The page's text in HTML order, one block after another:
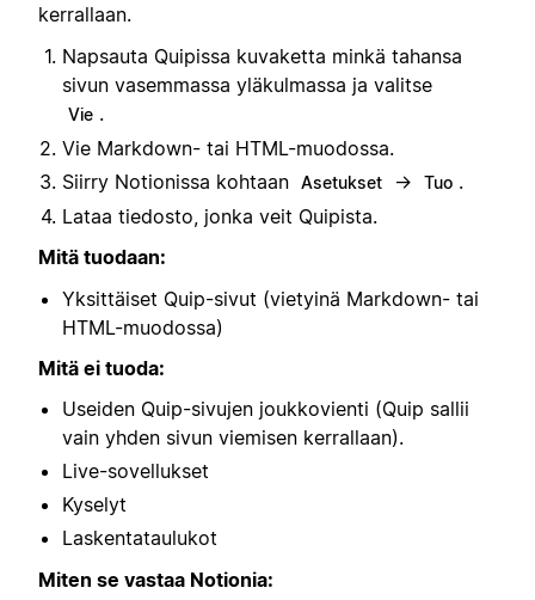
kerrallaan.
Napsauta Quipissa kuvaketta minkä tahansa
sivun vasemmassa yläkulmassa ja valitse
Vie .
Vie Markdown- tai HTML-muodossa.
Siirry Notionissa kohtaan Asetukset → Tuo .
Lataa tiedosto, jonka veit Quipista.
Mitä tuodaan:
Yksittäiset Quip-sivut (vietyinä Markdown- tai
HTML-muodossa)
Mitä ei tuoda:
Useiden Quip-sivujen joukkovienti (Quip sallii
vain yhden sivun viemisen kerrallaan).
Live-sovellukset
Kyselyt
Laskentataulukot
Miten se vastaa Notionia: